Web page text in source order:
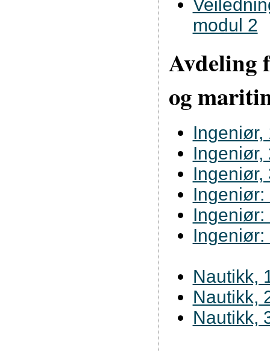
modul 2
Avdeling
og
Ingeniør,
Ingeniør,
Ingeniør,
Ingeniør:
Ingeniør:
Nautikk,
Nautikk,
Nautikk,